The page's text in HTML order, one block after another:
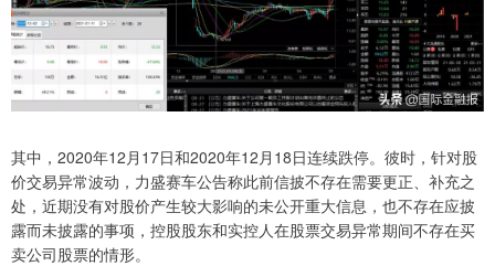
其中，2020年12月17日和2020年12月18日连续跌停。彼时，针对股
价交易异常波动，力盛赛车公告称此前信披不存在需要更正、补充之
处，近期没有对股价产生较大影响的未公开重大信息，也不存在应披
露而未披露的事项，控股股东和实控人在股票交易异常期间不存在买
卖公司股票的情形。